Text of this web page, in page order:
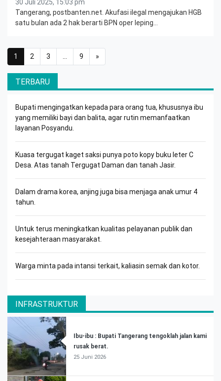
30 Juli 2025, 15:03 pm
Tangerang, postbanten.net. Akufasi ilegal mengajukan HGB
satu bulan ada 2 hak berarti BPN oper leping…
Posts navigation
1 2 3 9 »
TERBARU
Bupati mengingatkan kepada para orang tua, khususnya ibu
yang memiliki bayi dan balita, agar rutin memanfaatkan
layanan Posyandu.
Kuasa tergugat kaget saksi punya poto kopy buku leter C
Desa. Atas tanah Tergugat Daman dan tanah Jasir.
Dalam drama korea, anjing juga bisa menjaga anak umur 4
tahun.
Untuk terus meningkatkan kualitas pelayanan publik dan
kesejahteraan masyarakat.
Warga minta pada intansi terkait, kaliasin semak dan kotor.
INFRASTRUKTUR
Ibu-ibu : Bupati Tangerang tengoklah jalan kami
rusak berat.
25 Juni 2026